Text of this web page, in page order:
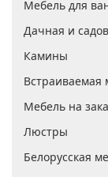
Камины
Встраиваемая
Мебель на заказ
Люстры
Белорусская